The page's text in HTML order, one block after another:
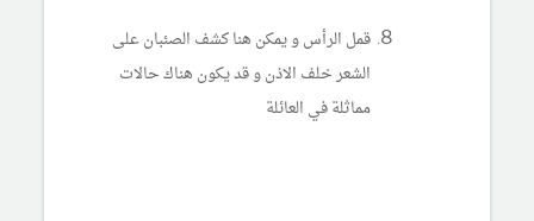
قمل الرأس و يمكن هنا كشف الصئبان على
الشعر خلف الاذن و قد يكون هناك حالات
مماثلة في العائلة